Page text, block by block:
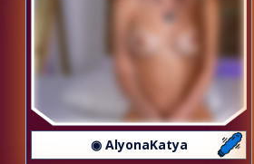
◉ AlyonaKatya